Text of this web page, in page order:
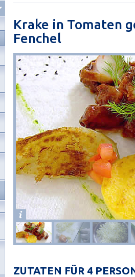
Krake in Tomaten
Fenchel
ZUTATEN FÜR 4